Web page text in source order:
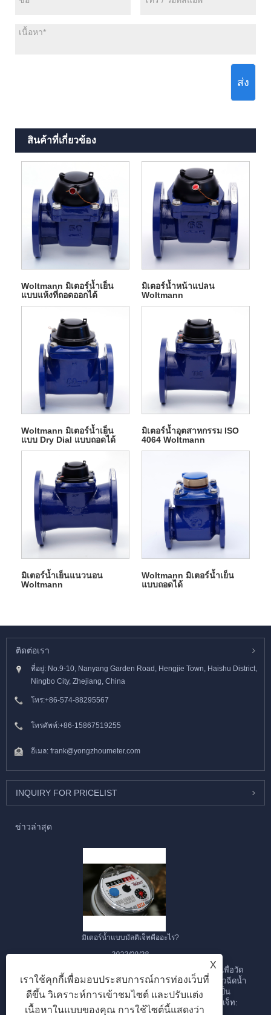
ส่ง
สินค้าที่เกี่ยวข้อง
Woltmann มิเตอร์น้ำเย็น
แบบแห้งที่ถอดออกได้
มิเตอร์น้ำหน้าแปลน
Woltmann
Woltmann มิเตอร์น้ำเย็น
แบบ Dry Dial แบบถอดได้
มิเตอร์น้ำอุตสาหกรรม ISO
4064 Woltmann
มิเตอร์น้ำเย็นแนวนอน
Woltmann
Woltmann มิเตอร์น้ำเย็น
แบบถอดได้
ติดต่อเรา
ที่อยู่: No.9-10, Nanyang Garden Road, Hengjie Town, Haishu District,
Ningbo City, Zhejiang, China
โทร:+86-574-88295567
โทรศัพท์:+86-15867519255
อีเมล: frank@yongzhoumeter.com
INQUIRY FOR PRICELIST
ข่าวล่าสุด
มิเตอร์น้ำแบบมัลติเจ็ทคืออะไร?
2023/09/28
มาตรวัดน้ำแบบมัลติเจ็ทเป็นมาตรวัดน้ำชนิดหนึ่งที่ออกแบบมาเพื่อวัด
การไหลของน้ำผ่านท่อ มันถูกเรียกว่า "มัลติเจ็ท" เนื่องจากใช้หัวฉีดน้ำ
หรือลำธารหลายสายเพื่อวัดอัตราการไหลของน้ำ ต่อไปนี้เป็น
คุณลักษณะและคุณลักษณะที่สำคัญของมาตรวัดน้ำแบบมัลติเจ็ท:
X
เราใช้คุกกี้เพื่อมอบประสบการณ์การท่องเว็บที่
ดีขึ้น วิเคราะห์การเข้าชมไซต์ และปรับแต่ง
เนื้อหาในแบบของคุณ การใช้ไซต์นี้แสดงว่า